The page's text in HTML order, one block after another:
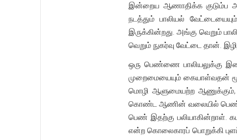
இன்றைய ஆணாதிக்க குடும்ப
நடத்தும் பாலியல்
இருக்கின்றது. அங்கு வெறும்
வெறும் நுகர்வு வேட்டை தான்.
ஒரு பெண்ணை பாலியலுக்கு
முறைமையையும் கையாள்வதன்
மொழி ஆளுமையற்ற
கொண்ட ஆணின் வலையில் பெண்
பெண் இதற்கு பலியாகின்றாள்.
என்ற கொலைகாரப் பொறுக்கி